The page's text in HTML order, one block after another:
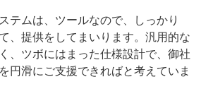
テムは、ツールなので、しっかり
、提供をしてまいります。汎用的な
、ツボにはまった仕様設計で、御社
円滑にご支援できればと考えていま